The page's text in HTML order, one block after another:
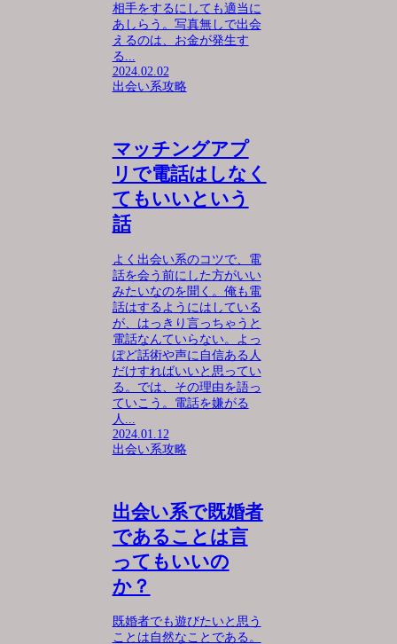
相手をするにしても適当に
あしらう。写真無しで出会
えるのは、お金が発生す
る...
2024.02.02
出会い系攻略
マッチングアプ
リで電話はしなく
てもいいという
話
よく出会い系のコツで、電
話を会う前にした方がいい
みたいなのを聞く。俺も電
話はするようにはしている
が、はっきり言っちゃうと
電話なんていらない。よっ
ぽど話術や声に自信ある人
だけすればいいと思ってい
る。では、その理由を語っ
ていこう。電話を嫌がる
人...
2024.01.12
出会い系攻略
出会い系で既婚者
であることは言
ってもいいの
か？
既婚者でも遊びたいと思う
ことは自然なことである。